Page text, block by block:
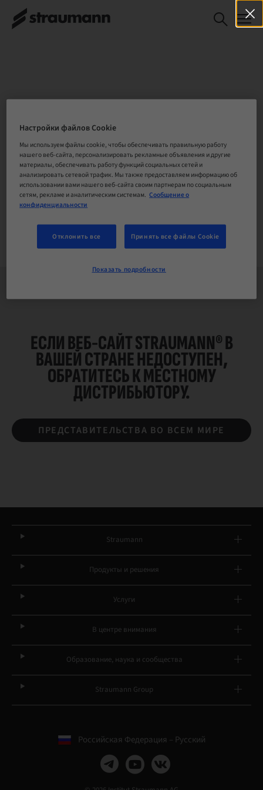
МЕСТОРАСПОЛОЖЕНИЕ
Компания
ЕСЛИ ВЕБ-САЙТ STRAUMANN® В
ВАШЕЙ СТРАНЕ НЕДОСТУПЕН,
ОБРАТИТЕСЬ КМЕСТНОМУ
ДИСТРИБЬЮТОРУ.
ПРЕДСТАВИТЕЛЬСТВА ВО ВСЕМ МИРЕ
Straumann
Продукты и решения
Услуги
В центре внимания
Образование, наука и сообщества
Straumann Group
Российская Федерация – Русский
Настройки файлов Cookie
Мы используем файлы cookie, чтобы обеспечивать правильную работу
нашего веб-сайта, персонализировать рекламные объявления и другие
материалы, обеспечивать работу функций социальных сетей и
анализировать сетевой трафик. Мы также предоставляем информацию об
использовании вами нашего веб-сайта своим партнерам по социальным
сетям, рекламе и аналитическим системам. Сообщение о
конфиденциальности
Отклонить все Принять все файлы Cookie
Показать подробности